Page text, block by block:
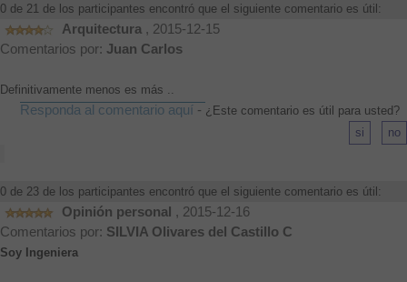
0 de 21 de los participantes encontró que el siguiente comentario es útil:
Arquitectura , 2015-12-15
Comentarios por: Juan Carlos
Definitivamente menos es más ..
Responda al comentario aquí - ¿Este comentario es útil para usted?
0 de 23 de los participantes encontró que el siguiente comentario es útil:
Opinión personal , 2015-12-16
Comentarios por: SILVIA Olivares del Castillo C
Soy Ingeniera